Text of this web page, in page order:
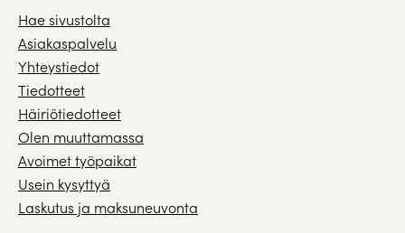
Hae sivustolta
Asiakaspalvelu
Yhteystiedot
Tiedotteet
Häiriötiedotteet
Olen muuttamassa
Avoimet työpaikat
Usein kysyttyä
Laskutus ja maksuneuvonta